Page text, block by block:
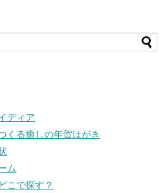
ディア
くる癒しの年賀はがき
ム
こで探す？